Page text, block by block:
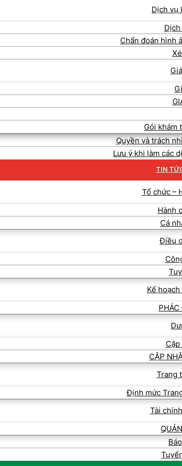
Dịch vụ
Chẩn đoán hình
Gói khám
Quyền và trách
Lưu ý khi làm các
TIN
Tổ chức –
Hành
Cá
Điều
Kế
CẬP
Trang
Định mức
Tài